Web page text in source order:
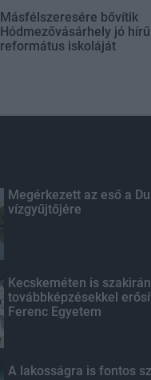
Másfélszeresére bővítik
Hódmezővásárhely jó hírű
református iskoláját
Megérkezett az eső a
vízgyűjtőjére
Kecskeméten is
továbbképzésekkel
Ferenc Egyetem
A lakosságra is fontos